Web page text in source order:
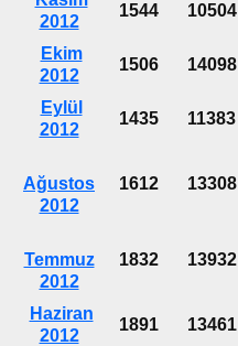
2012
1544 10504
Ekim
2012
1506 14098
Eylül
2012
1435 11383
Ağustos
2012
1612 13308
Temmuz
2012
1832 13932
Haziran
2012
1891 13461